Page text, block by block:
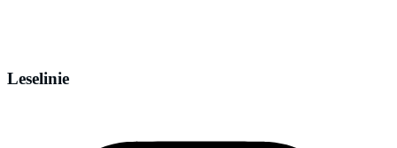
Leselinie